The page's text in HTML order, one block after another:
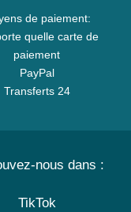
de paiement:
quelle carte de
paiement
PayPal
Transferts 24
nous dans :
TikTok